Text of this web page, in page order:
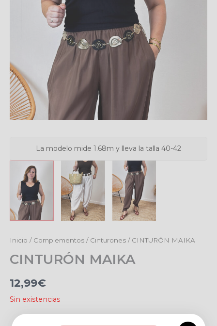
La modelo mide 1.68m y lleva la talla 40-42
Inicio / Complementos / Cinturones / CINTURÓN MAIKA
CINTURÓN MAIKA
12,99€
Sin existencias